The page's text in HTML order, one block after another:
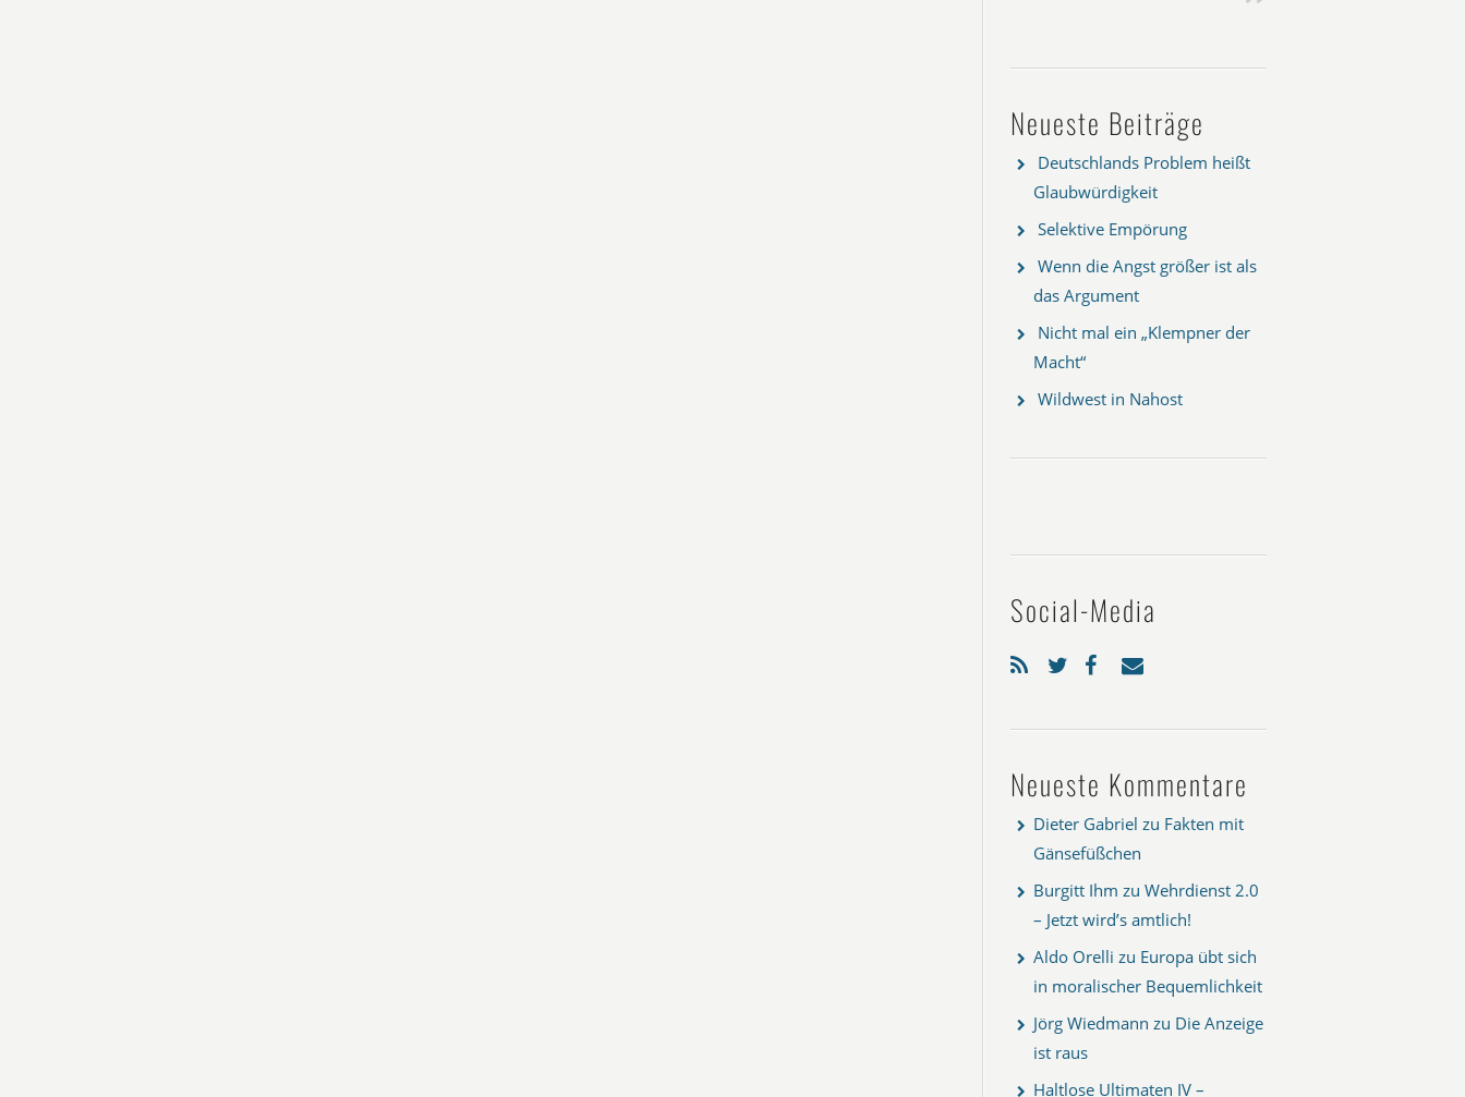
Neueste Beiträge
Deutschlands Problem heißt
Glaubwürdigkeit
Selektive Empörung
Wenn die Angst größer ist als
das Argument
Nicht mal ein „Klempner der
Macht“
Wildwest in Nahost
Social-Media
Neueste Kommentare
Dieter Gabriel zu Fakten mit
Gänsefüßchen
Burgitt Ihm zu Wehrdienst 2.0
– Jetzt wird’s amtlich!
Aldo Orelli zu Europa übt sich
in moralischer Bequemlichkeit
Jörg Wiedmann zu Die Anzeige
ist raus
Haltlose Ultimaten IV –